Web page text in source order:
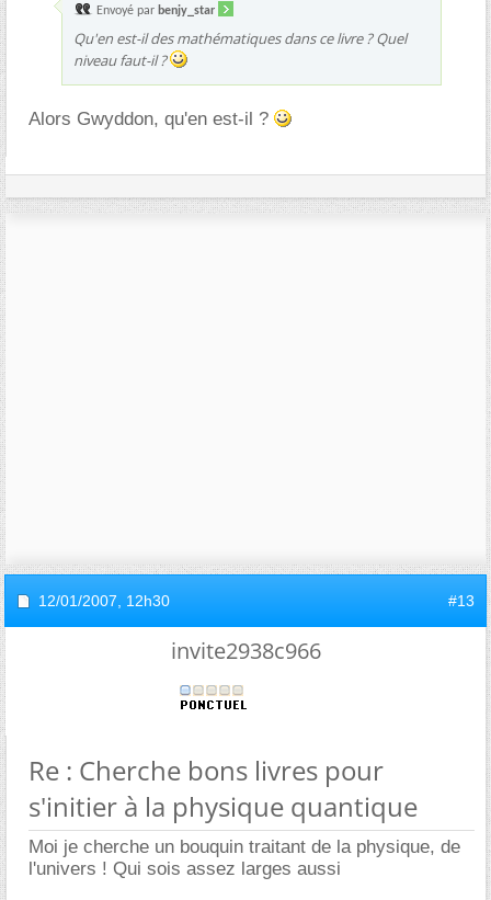
Envoyé par benjy_star
Qu'en est-il des mathématiques dans ce livre ? Quel
niveau faut-il ?
Alors Gwyddon, qu'en est-il ?
12/01/2007, 12h30 #13
invite2938c966
Re : Cherche bons livres pour
s'initier à la physique quantique
Moi je cherche un bouquin traitant de la physique, de
l'univers ! Qui sois assez larges aussi